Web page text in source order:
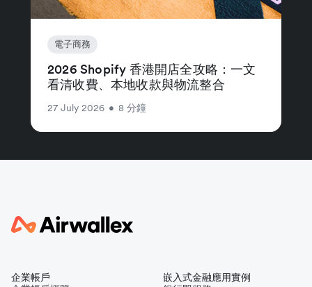
電子商務
2026 Shopify 香港開店全攻略：一文
看清收費、本地收款與物流整合
27 July 2026 • 8 分鐘
企業帳戶
嵌入式金融應用實例